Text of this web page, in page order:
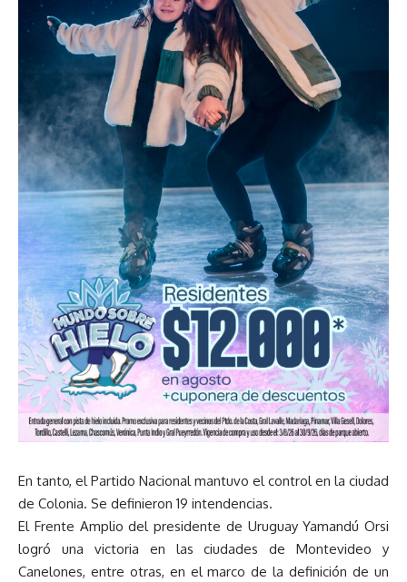
En tanto, el Partido Nacional mantuvo el control en la ciudad
de Colonia. Se definieron 19 intendencias.
El Frente Amplio del presidente de Uruguay Yamandú Orsi
logró una victoria en las ciudades de Montevideo y
Canelones, entre otras, en el marco de la definición de un